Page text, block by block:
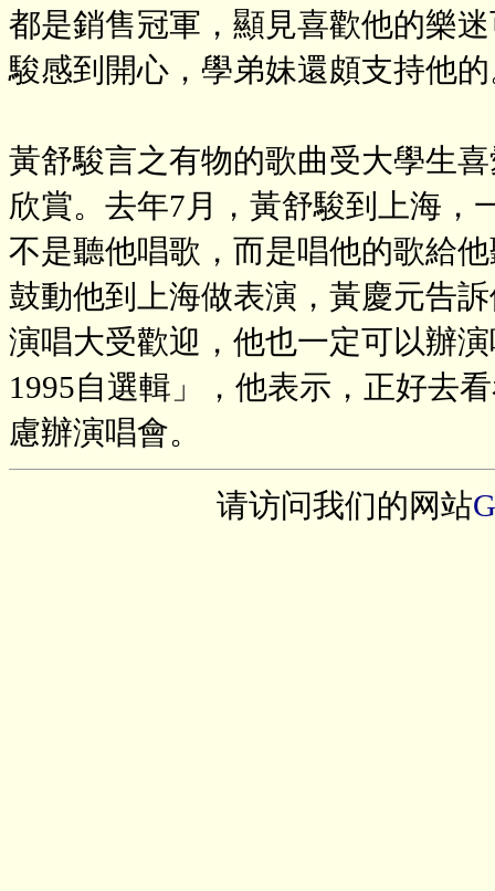
都是銷售冠軍，顯見喜歡他的樂
駿感到開心，學弟妹還頗支持他
黃舒駿言之有物的歌曲受大學生
欣賞。去年7月，黃舒駿到上海
不是聽他唱歌，而是唱他的歌給
鼓動他到上海做表演，黃慶元告
演唱大受歡迎，他也一定可以辦
1995自選輯」，他表示，正好去
慮辦演唱會。
请访问我们的网站